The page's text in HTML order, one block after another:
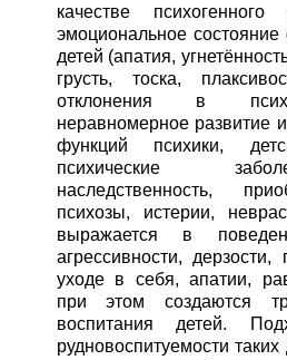
качестве
эмоциональное
детей (апатия,
грусть, тоска,
отклонения в
неравномерное развитие
функций психики,
психические
наследственность,
психозы, истерии,
выражается в
агрессивности, дерзости,
уходе в себя, апатии,
при этом создаются
воспитания детей.
рудновоспитуемости